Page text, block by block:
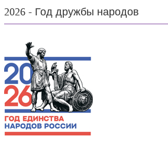
2026 - Год дружбы народов